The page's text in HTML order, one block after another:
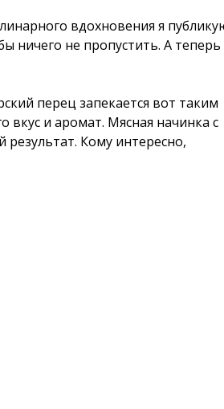
вдохновения я
ничего не пропустить. А теперь
перец запекается вот таким
вкус и аромат. Мясная начинка с
Кому интересно,